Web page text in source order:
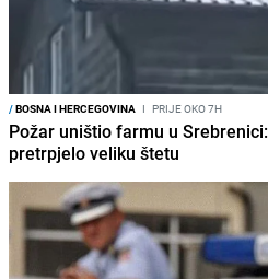
/BOSNA I HERCEGOVINA I PRIJE OKO 7H
Požar uništio farmu u
pretrpjelo veliku štetu